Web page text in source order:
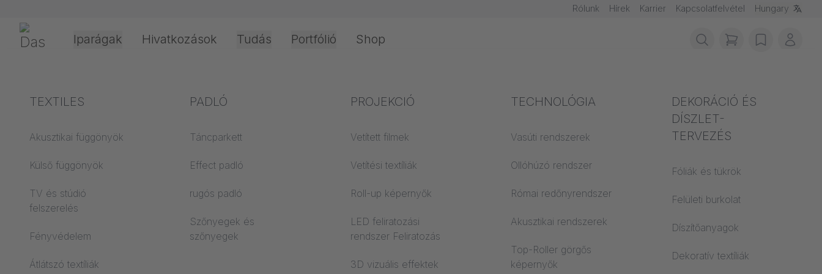
Rólunk Hírek Karrier Kapcsolatfelvétel Hungary
Gerriets Iparágak
Színház és kultúra
Rendezvény és
Iroda és
Hivatkozások Tudás
A kifejezések
ABC vetített filmek
ABC vetítési textíliák
Feldolgozási és
feldolgozása
Kötélvezető típusok
Ipari szakértelem
Textilismeret
Akusztikai ismeretek
Vetítési ismeretek
Tűzvédelem
Építőanyag osztályok
Trevira CS
Akusztika
Előadóterem
Tanuló világok
Open Space iroda
Építészet
Portfólió
TEXTILES
Akusztikai függönyök
Külső függönyök
TV és stúdió
felszerelés
Fényvédelem
Átlátszó textíliák
PADLÓ
Táncparkett
Effect padló
rugós padló
Szőnyegek és
szőnyegek
PROJEKCIÓ
Vetített filmek
Vetítési textíliák
Roll-up képernyők
LED feliratozási
rendszer Feliratozás
3D vizuális effektek
TECHNOLÓGIA
Vasúti rendszerek
Ollóhúzó rendszer
Római redőnyrendszer
Akusztikai rendszerek
Top-Roller görgős
képernyők
DEKORÁCIÓ ÉS
DÍSZLET-
TERVEZÉS
Fóliák és tükrök
Felületi burkolat
Díszítőanyagok
Dekoratív textíliák
Shop
items in cart,
wishlistAz